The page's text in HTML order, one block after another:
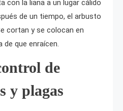
con la liana a un lugar cálido
de un tiempo, el arbusto
cortan y se colocan en
de que enraícen.
de
y plagas